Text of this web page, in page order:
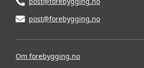
post@forebygging.no
Om forebygging.no